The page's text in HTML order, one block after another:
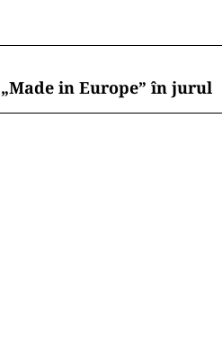
in Europe” în jurul